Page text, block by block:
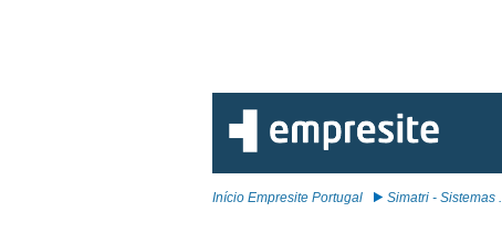
Início Empresite Portugal Simatri - Sistemas